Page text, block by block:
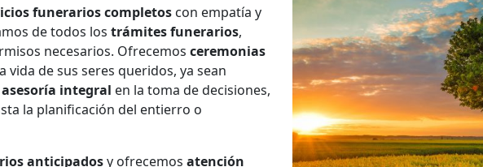
funerarios completos con empatía y
de todos los trámites funerarios,
necesarios. Ofrecemos ceremonias
vida de sus seres queridos, ya sean
asesoría integral en la toma de decisiones,
la planificación del entierro o
anticipadosy ofrecemos atención